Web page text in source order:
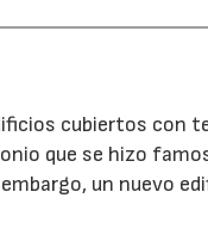
cubiertos
que se hizo
un nuevo